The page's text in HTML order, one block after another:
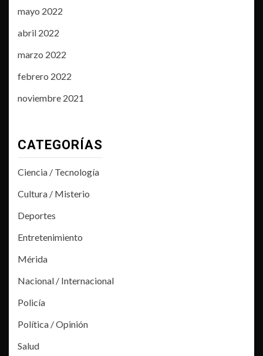
mayo 2022
abril 2022
marzo 2022
febrero 2022
noviembre 2021
CATEGORÍAS
Ciencia / Tecnología
Cultura / Misterio
Deportes
Entretenimiento
Mérida
Nacional / Internacional
Policía
Política / Opinión
Salud